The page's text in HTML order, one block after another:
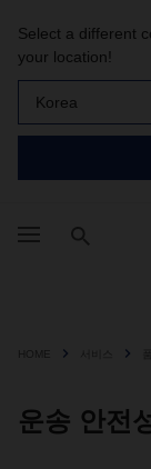
Select a different
your location!
Korea
HOME
운송 안전